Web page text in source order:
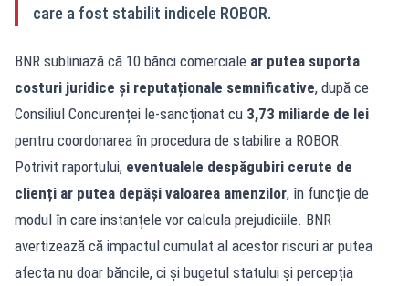
care a fost stabilit indicele ROBOR.
BNR subliniază că 10 bănci comerciale ar putea suporta
costuri juridice și reputaționale semnificative, după ce
Consiliul Concurenței le-sancționat cu 3,73 miliarde de lei
pentru coordonarea în procedura de stabilire a ROBOR.
Potrivit raportului, eventualele despăgubiri cerute de
clienți ar putea depăși valoarea amenzilor, în funcție de
modul în care instanțele vor calcula prejudiciile. BNR
avertizează că impactul cumulat al acestor riscuri ar putea
afecta nu doar băncile, ci și bugetul statului și percepția